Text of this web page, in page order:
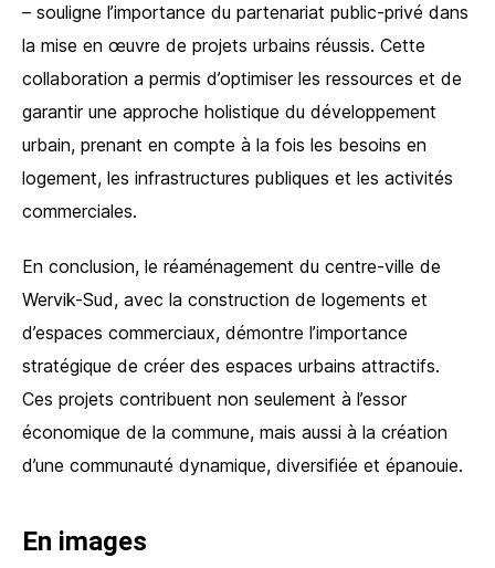
– souligne l’importance du partenariat public-privé dans
la mise en œuvre de projets urbains réussis. Cette
collaboration a permis d’optimiser les ressources et de
garantir une approche holistique du développement
urbain, prenant en compte à la fois les besoins en
logement, les infrastructures publiques et les activités
commerciales.
En conclusion, le réaménagement du centre-ville de
Wervik-Sud, avec la construction de logements et
d’espaces commerciaux, démontre l’importance
stratégique de créer des espaces urbains attractifs.
Ces projets contribuent non seulement à l’essor
économique de la commune, mais aussi à la création
d’une communauté dynamique, diversifiée et épanouie.
En images